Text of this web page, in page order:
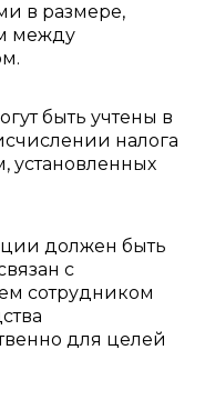
в размере,
между
быть учтены в
налога
установленных
должен быть
с
сотрудником
для целей